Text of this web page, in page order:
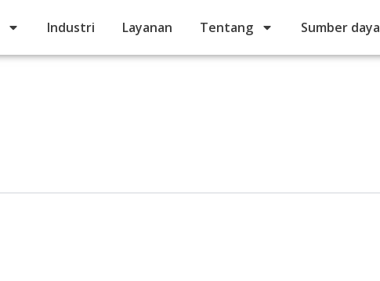
Industri Layanan Tentang Sumber daya